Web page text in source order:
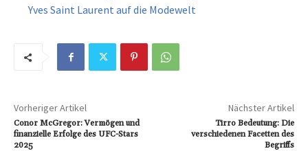
Yves Saint Laurent auf die Modewelt
Vorheriger Artikel
Conor McGregor: Vermögen und
finanzielle Erfolge des UFC-Stars
2025
Nächster Artikel
Tirro Bedeutung: Die
verschiedenen Facetten des
Begriffs